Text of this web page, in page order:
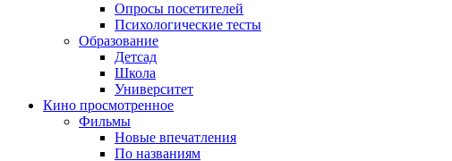
Опросы посетителей
Психологические тесты
Образование
Детсад
Школа
Университет
Кино просмотренное
Фильмы
Новые впечатления
По названиям